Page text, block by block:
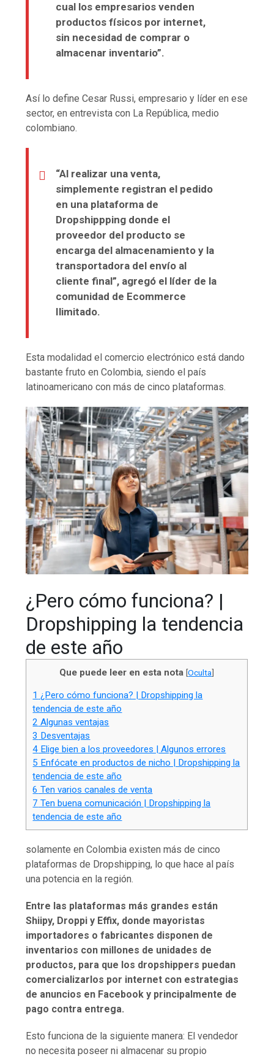
cual los empresarios venden
productos físicos por internet,
sin necesidad de comprar o
almacenar inventario”.
Así lo define Cesar Russi, empresario y líder en ese
sector, en entrevista con La República, medio
colombiano.
“Al realizar una venta,
simplemente registran el pedido
en una plataforma de
Dropshippping donde el
proveedor del producto se
encarga del almacenamiento y la
transportadora del envío al
cliente final”, agregó el líder de la
comunidad de Ecommerce
Ilimitado.
Esta modalidad el comercio electrónico está dando
bastante fruto en Colombia, siendo el país
latinoamericano con más de cinco plataformas.
¿Pero cómo funciona? |
Dropshipping la tendencia
de este año
Que puede leer en esta nota [Oculta]
1 ¿Pero cómo funciona? | Dropshipping la
tendencia de este año
2 Algunas ventajas
3 Desventajas
4 Elige bien a los proveedores | Algunos errores
5 Enfócate en productos de nicho | Dropshipping la
tendencia de este año
6 Ten varios canales de venta
7 Ten buena comunicación | Dropshipping la
tendencia de este año
solamente en Colombia existen más de cinco
plataformas de Dropshipping, lo que hace al país
una potencia en la región.
Entre las plataformas más grandes están
Shiipy, Droppi y Effix, donde mayoristas
importadores o fabricantes disponen de
inventarios con millones de unidades de
productos, para que los dropshippers puedan
comercializarlos por internet con estrategias
de anuncios en Facebook y principalmente de
pago contra entrega.
Esto funciona de la siguiente manera: El vendedor
no necesita poseer ni almacenar su propio